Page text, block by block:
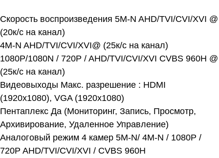
Скорость воспроизведения 5M-N AHD/TVI/CVI/XVI @
(20к/с на канал)
4M-N AHD/TVI/CVI/XVI@ (25к/с на канал)
1080P/1080N / 720P / AHD/TVI/CVI/XVI CVBS 960Н @
(25к/с на канал)
Видеовыходы Макс. разрешение : HDMI
(1920х1080), VGA (1920х1080)
Пентаплекс Да (Мониторинг, Запись, Просмотр,
Архивирование, Удаленное Управление)
Аналоговый режим 4 камер 5M-N/ 4M-N / 1080P /
720P AHD/TVI/CVI/XVI / CVBS 960Н